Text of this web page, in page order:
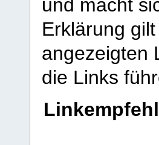
und macht
Erklärung
angezeigten
die Links